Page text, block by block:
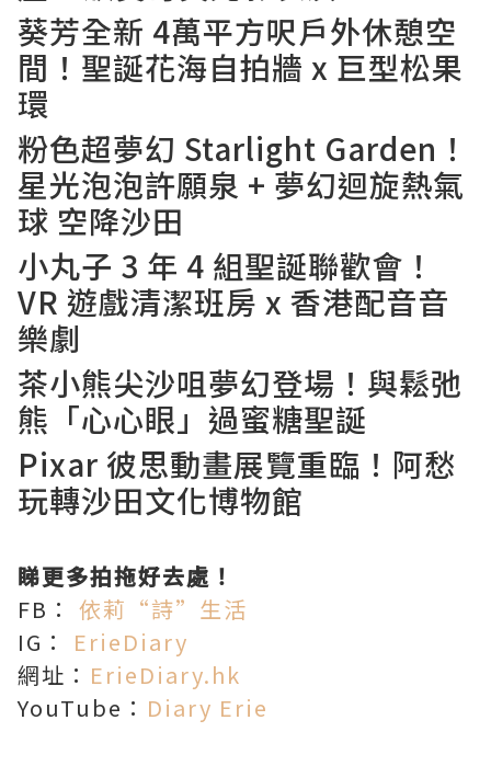
葵芳全新 4萬平方呎戶外休憩空
間！聖誕花海自拍牆 x 巨型松果
環
粉色超夢幻 Starlight Garden！
星光泡泡許願泉 + 夢幻迴旋熱氣
球 空降沙田
小丸子 3 年 4 組聖誕聯歡會！
VR 遊戲清潔班房 x 香港配音音
樂劇
茶小熊尖沙咀夢幻登場！與鬆弛
熊「心心眼」過蜜糖聖誕
Pixar 彼思動畫展覽重臨！阿愁
玩轉沙田文化博物館
睇更多拍拖好去處！
FB： 依莉“詩”生活
IG： ErieDiary
網址： ErieDiary.hk
YouTube： Diary Erie